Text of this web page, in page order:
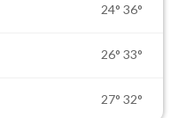
24° 36°
26° 33°
27° 32°